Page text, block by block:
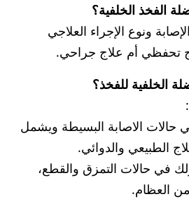
الفخذ الخلفية؟
ونوع الإجراء العلاجي
تحفظي أم علاج جراحي.
الخلفية للفخذ؟
حالات الاصابة البسيطة ويشمل
الطبيعي والدوائي.
في حالات التمزق والقطع،
العظام.